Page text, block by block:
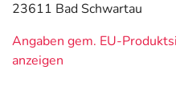
23611 Bad Schwartau
Angaben gem. EU-
anzeigen